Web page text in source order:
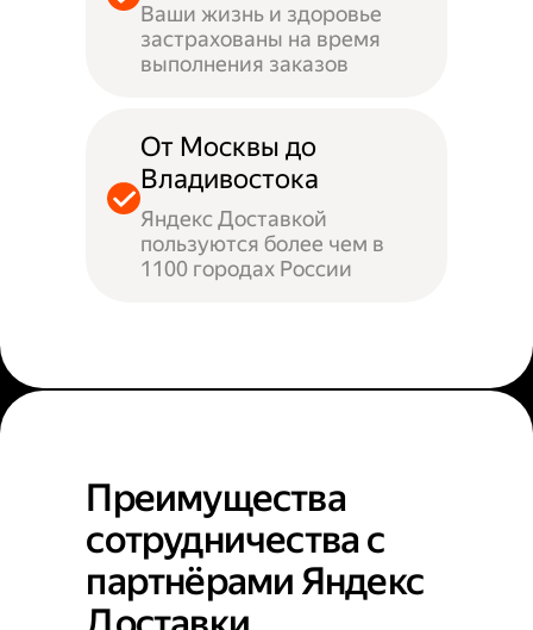
Ваши жизнь и здоровье
застрахованы на время
выполнения заказов
От Москвы до
Владивостока
Яндекс Доставкой
пользуются более чем в
1100 городах России
Преимущества
сотрудничества с
партнёрами Яндекс